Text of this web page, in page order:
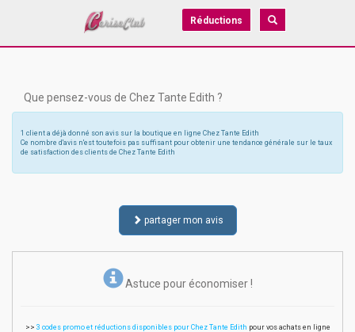
Réductions
Que pensez-vous de Chez Tante Edith ?
1 client a déjà donné son avis sur la boutique en ligne Chez Tante Edith
Ce nombre d'avis n'est toutefois pas suffisant pour obtenir une tendance générale sur le taux
de satisfaction des clients de Chez Tante Edith
partager mon avis
Astuce pour économiser !
>> 3 codes promo et réductions disponibles pour Chez Tante Edith pour vos achats en ligne